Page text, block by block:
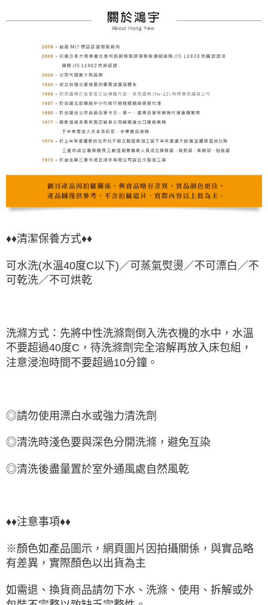
♦♦清潔保養方式♦♦
可水洗(水溫40度C以下)／可蒸氣熨燙／不可漂白／不
可乾洗／不可烘乾
洗滌方式：先將中性洗滌劑倒入洗衣機的水中，水溫
不要超過40度C，待洗滌劑完全溶解再放入床包組，
注意浸泡時間不要超過10分鐘。
◎請勿使用漂白水或強力清洗劑
◎清洗時淺色要與深色分開洗滌，避免互染
◎清洗後盡量置於室外通風處自然風乾
♦♦注意事項♦♦
※顏色如產品圖示，網頁圖片因拍攝關係，與實品略
有差異，實際顏色以出貨為主
如需退、換貨商品請勿下水、洗滌、使用、拆解或外